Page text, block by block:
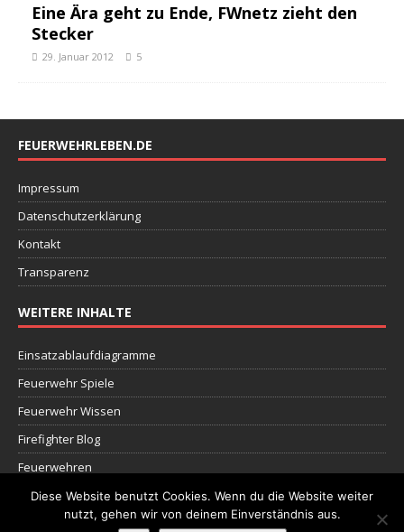
Eine Ära geht zu Ende, FWnetz zieht den
Stecker
29. Januar 2012 5
FEUERWEHRLEBEN.DE
Impressum
Datenschutzerklärung
Kontakt
Transparenz
WEITERE INHALTE
Einsatzablaufdiagramme
Feuerwehr Spiele
Feuerwehr Wissen
Firefighter Blog
Feuerwehren
Dokumente
Diese Website benutzt Cookies. Wenn du die Website weiter
nutzt, gehen wir von deinem Einverständnis aus.